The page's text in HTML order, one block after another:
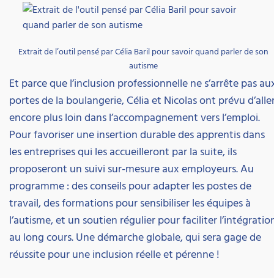
Extrait de l’outil pensé par Célia Baril pour savoir quand parler de son
autisme
Et parce que l’inclusion professionnelle ne s’arrête pas
portes de la boulangerie, Célia et Nicolas ont prévu
encore plus loin dans l’accompagnement vers l’emploi.
Pour favoriser une insertion durable des apprentis dans
les entreprises qui les accueilleront par la suite, ils
proposeront un suivi sur-mesure aux employeurs. Au
programme : des conseils pour adapter les postes de
travail, des formations pour sensibiliser les équipes à
l’autisme, et un soutien régulier pour faciliter
au long cours. Une démarche globale, qui sera gage de
réussite pour une inclusion réelle et pérenne !